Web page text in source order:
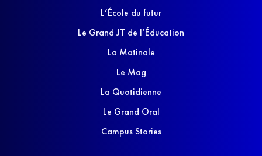
L’École du futur
Le Grand JT de l’Éducation
La Matinale
Le Mag
La Quotidienne
Le Grand Oral
Campus Stories